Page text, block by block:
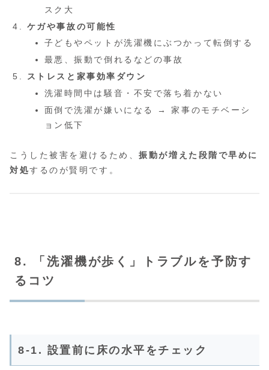
スク大
ケガや事故の可能性
子どもやペットが洗濯機にぶつかって転倒する
最悪、振動で倒れるなどの事故
ストレスと家事効率ダウン
洗濯時間中は騒音・不安で落ち着かない
面倒で洗濯が嫌いになる → 家事のモチベーシ
ョン低下
こうした被害を避けるため、振動が増えた段階で早めに
対処するのが賢明です。
8. 「洗濯機が歩く」トラブルを予防す
るコツ
8-1. 設置前に床の水平をチェック